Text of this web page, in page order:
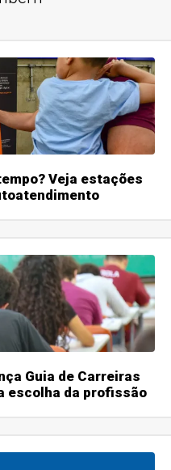
Veja estações
Guia de Carreiras
escolha da profissão